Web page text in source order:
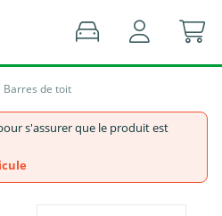
Barres de toit
s'assurer que le produit est